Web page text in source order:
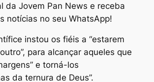
da Jovem Pan News e receba
notícias no seu WhatsApp!
instou os fiéis a “estarem
para alcançar aqueles que
e torná-los
da ternura de Deus”.